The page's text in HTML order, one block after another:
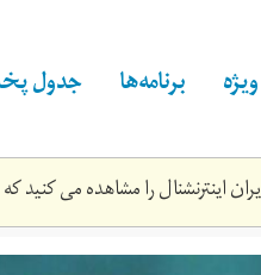
برنامه‌ها جدول
اینترنشنال را مشاهده می کنید